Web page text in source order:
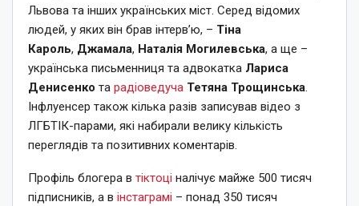
Львова та інших українських міст. Серед відомих
людей, у яких він брав інтерв’ю, – Тіна
Кароль, Джамала, Наталія Могилевська, а ще –
українська письменниця та адвокатка Лариса
Денисенко та радіоведуча Тетяна Трощинська.
Інфлуенсер також кілька разів записував відео з
ЛГБТІК-парами, які набирали велику кількість
переглядів та позитивних коментарів.
Профіль блогера в тіктоці налічує майже 500 тисяч
підписників, а в інстаграмі – понад 350 тисяч